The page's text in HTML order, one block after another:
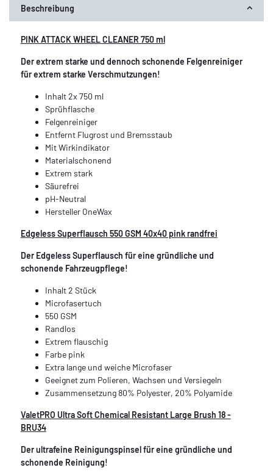
Beschreibung
PINK ATTACK WHEEL CLEANER 750 ml
Der extrem starke und dennoch schonende Felgenreiniger
für extrem starke Verschmutzungen!
Inhalt 2x 750 ml
Sprühflasche
Felgenreiniger
Entfernt Flugrost und Bremsstaub
Mit Wirkindikator
Materialschonend
Extrem stark
Säurefrei
pH-Neutral
Hersteller OneWax
Edgeless Superflausch 550 GSM 40x40 pink randfrei
Der Edgeless Superflausch für eine gründliche und
schonende Fahrzeugpflege!
Inhalt 2 Stück
Microfasertuch
550 GSM
Randlos
Extrem flauschig
Farbe pink
Extra lange und weiche Microfaser
Geeignet zum Polieren, Wachsen und Versiegeln
Zusammensetzung 80% Polyester, 20% Polyamide
ValetPRO Ultra Soft Chemical Resistant Large Brush 18 -
BRU34
Der ultrafeine Reinigungspinsel für eine gründliche und
schonende Reinigung!